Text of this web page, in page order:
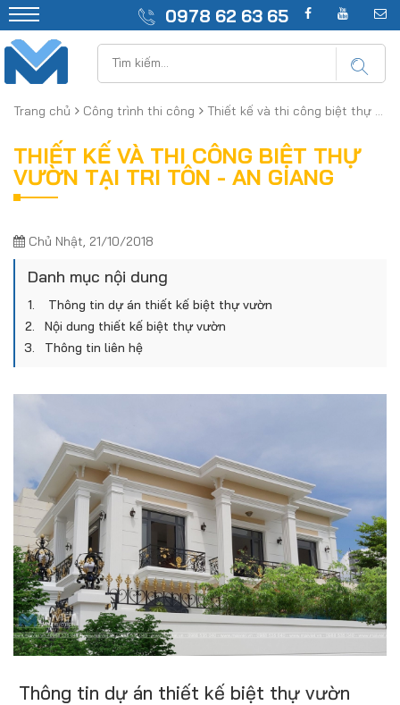
0978 62 63 65
Trang chủ Công trình thi công Thiết kế và thi công biệt thự vườn tại Tri Tôn - An Giang
THIẾT KẾ VÀ THI CÔNG BIỆT THỰ
VƯỜN TẠI TRI TÔN - AN GIANG
Chủ Nhật, 21/10/2018
Danh mục nội dung
Thông tin dự án thiết kế biệt thự vườn
Nội dung thiết kế biệt thự vườn
Thông tin liên hệ
Thông tin dự án thiết kế biệt thự vườn